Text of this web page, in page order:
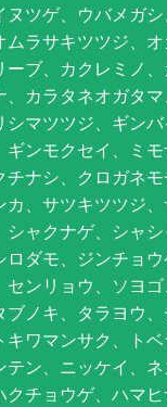
ツゲ、ウバメガシ
ラサキツツジ、
ブ、カクレミノ
カラタネオガタ
シマツツジ、ギン
ンモクセイ、ミ
チナシ、クロガネ
カ、サツキツツジ
シャクナゲ、シャ
ダモ、ジンチョ
ンリョウ、ソヨゴ
ノキ、タラヨウ、
キワマンサク、トベ
ン、ニッケイ、
チョウゲ、ハマ